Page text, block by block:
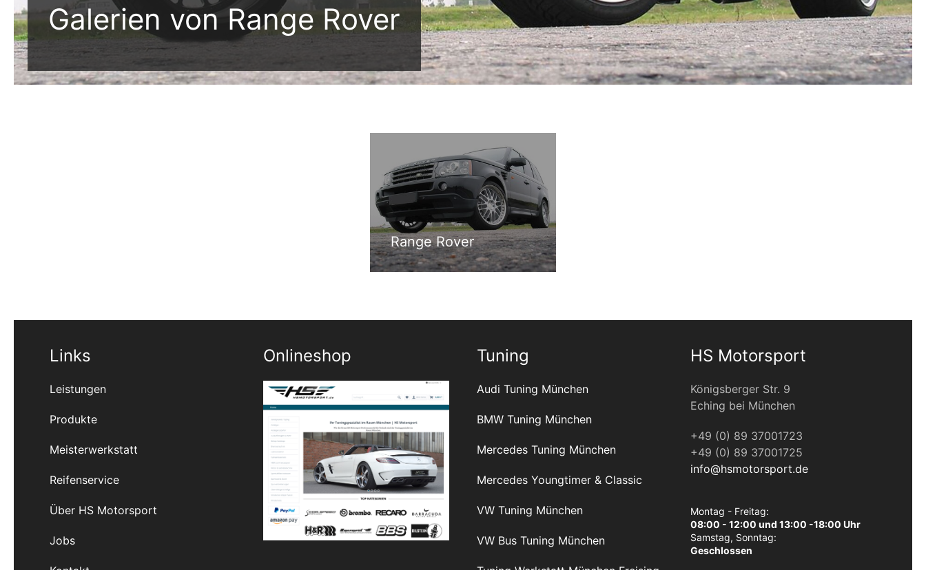
Galerien von Range Rover
Range Rover
Links
Leistungen
Produkte
Meisterwerkstatt
Reifenservice
Über HS Motorsport
Jobs
Onlineshop Tuning
Audi Tuning München
BMW Tuning München
Mercedes Tuning München
Mercedes Youngtimer & Classic
VW Tuning München
VW Bus Tuning München
HS Motorsport
Königsberger Str. 9
Eching bei München
+49 (0) 89 37001723
+49 (0) 89 37001725
info@hsmotorsport.de
Montag - Freitag:
08:00 - 12:00 und 13:00 -18:00 Uhr
Samstag, Sonntag:
Geschlossen